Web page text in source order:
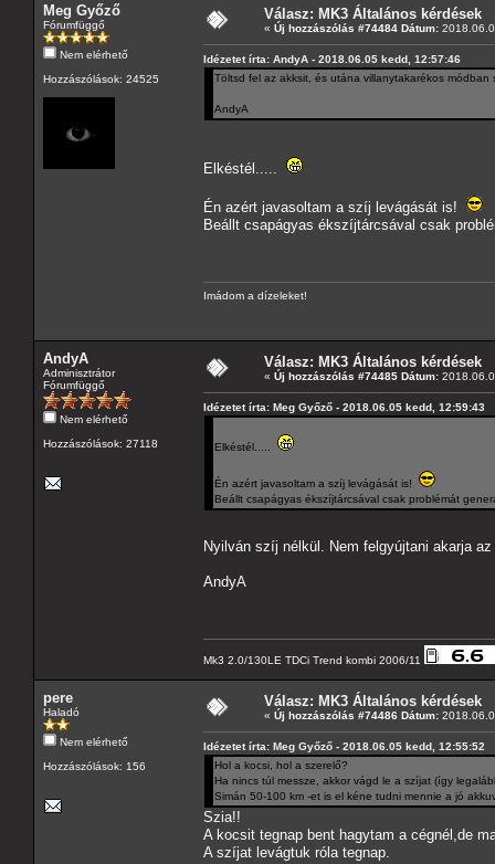
Meg Győző
Fórumfüggő
Nem elérhető
Hozzászólások: 24525
Válasz: MK3 Általános kérdések
« Új hozzászólás #74484 Dátum:
Idézetet írta: AndyA - 2018.06.05 kedd, 12:57:46
Töltsd fel az akksit, és utána villanytakarékos módban
AndyA
Elkéstél.....
Én azért javasoltam a szíj levágását is!
Beállt csapágyas ékszíjtárcsával csak
Imádom a dízeleket!
AndyA
Adminisztrátor
Fórumfüggő
Nem elérhető
Hozzászólások: 27118
Válasz: MK3 Általános kérdések
« Új hozzászólás #74485 Dátum:
Idézetet írta: Meg Győző - 2018.06.05 kedd, 12:59:43
Elkéstél.....
Én azért javasoltam a szíj levágását is!
Beállt csapágyas ékszíjtárcsával csak problémát
Nyilván szíj nélkül. Nem felgyújtani akarja
AndyA
Mk3 2.0/130LE TDCi Trend kombi 2006/11
pere
Haladó
Nem elérhető
Hozzászólások: 156
Válasz: MK3 Általános kérdések
« Új hozzászólás #74486 Dátum:
Idézetet írta: Meg Győző - 2018.06.05 kedd, 12:55:52
Hol a kocsi, hol a szerelő?
Ha nincs túl messze, akkor vágd le a szíjat (így
Simán 50-100 km -et is el kéne tudni mennie a jó
Szia!!
A kocsit tegnap bent hagytam a cégnél,de
A szíjat levágtuk róla tegnap.